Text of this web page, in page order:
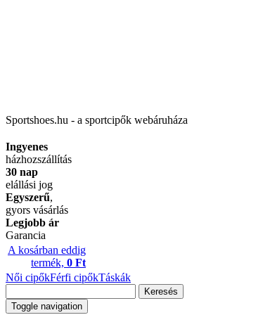
Sportshoes.hu - a sportcipők webáruháza
Ingyenes
házhozszállítás
30 nap
elállási jog
Egyszerű,
gyors vásárlás
Legjobb ár
Garancia
A kosárban eddig
termék, 0 Ft
Női cipőkFérfi cipőkTáskák
Keresés
Toggle navigation